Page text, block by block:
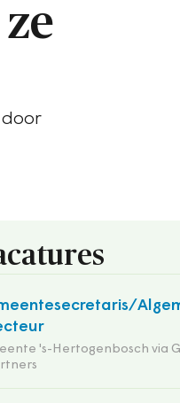
door
's-Hertogenbosch via